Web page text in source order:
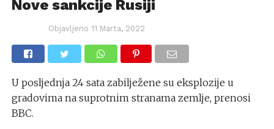
Nove sankcije Rusiji
Objavljeno 11 Marta, 2022
U posljednja 24 sata zabilježene su eksplozije u
gradovima na suprotnim stranama zemlje, prenosi
BBC.